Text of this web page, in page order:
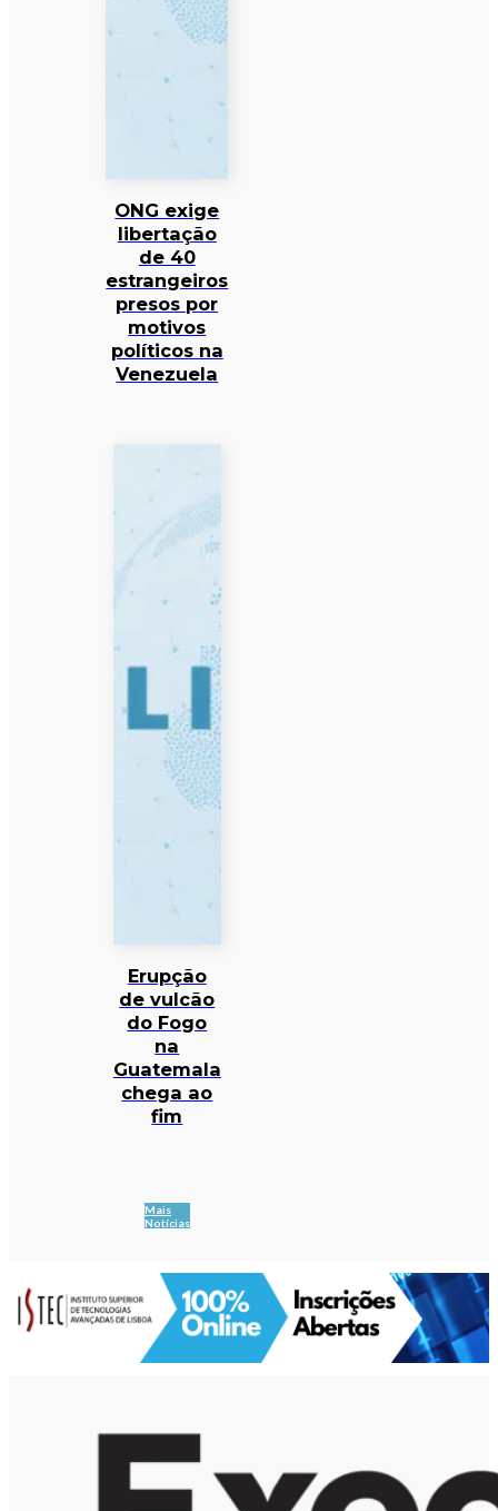
ONG exige
libertação
de 40
estrangeiros
presos por
motivos
políticos na
Venezuela
Erupção
de vulcão
do Fogo
na
Guatemala
chega ao
fim
Mais
Notícias